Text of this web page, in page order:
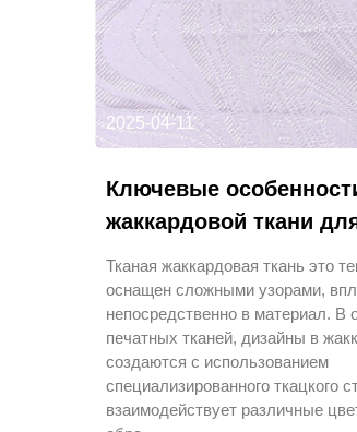
2025-04-11
Ключевые
жаккардовой ткани
Тканая жаккардовая ткань это
оснащен сложными узорами,
непосредственно в материал. В
печатных тканей, дизайны в
создаются с использованием
специализированного ткацкого
взаимодействует различные